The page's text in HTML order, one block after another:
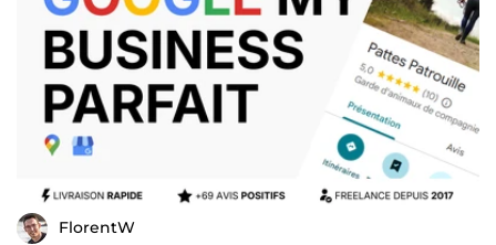
FlorentW